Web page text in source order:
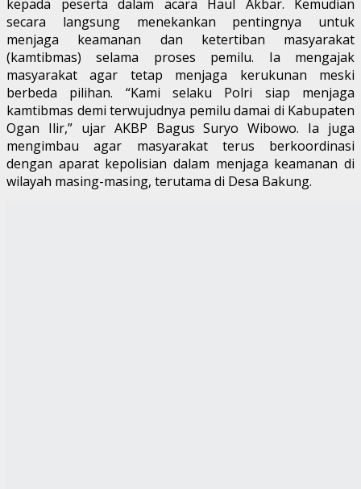
kepada peserta dalam acara Haul Akbar. Kemudian
secara langsung menekankan pentingnya untuk
menjaga keamanan dan ketertiban masyarakat
(kamtibmas) selama proses pemilu. Ia mengajak
masyarakat agar tetap menjaga kerukunan meski
berbeda pilihan. “Kami selaku Polri siap menjaga
kamtibmas demi terwujudnya pemilu damai di Kabupaten
Ogan Ilir,” ujar AKBP Bagus Suryo Wibowo. Ia juga
mengimbau agar masyarakat terus berkoordinasi
dengan aparat kepolisian dalam menjaga keamanan di
wilayah masing-masing, terutama di Desa Bakung.